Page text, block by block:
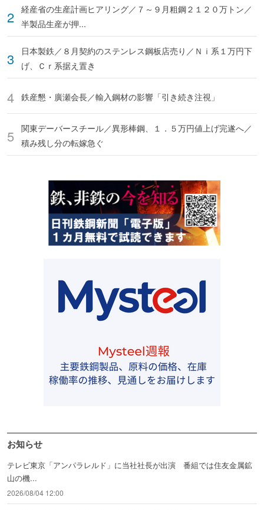
経産省の生産計画ヒアリング／７～９月粗鋼２１２０万トン／
半製品生産が押...
日本製鉄／８月契約のステンレス鋼板店売り／Ｎｉ系１万円下
げ、Ｃｒ系据え置き
鉄産懇・廣瀬会長／輸入鋼材の影響「引き続き注視」
関東デーバースチール／異形棒鋼、１．５万円値上げ完遂へ／
積み残し分の転嫁急ぐ
お知らせ
テレビ東京「アンパラレルド」に当社社長が出演 番組では住友金属鉱
山の機...
2026/08/04 12:00